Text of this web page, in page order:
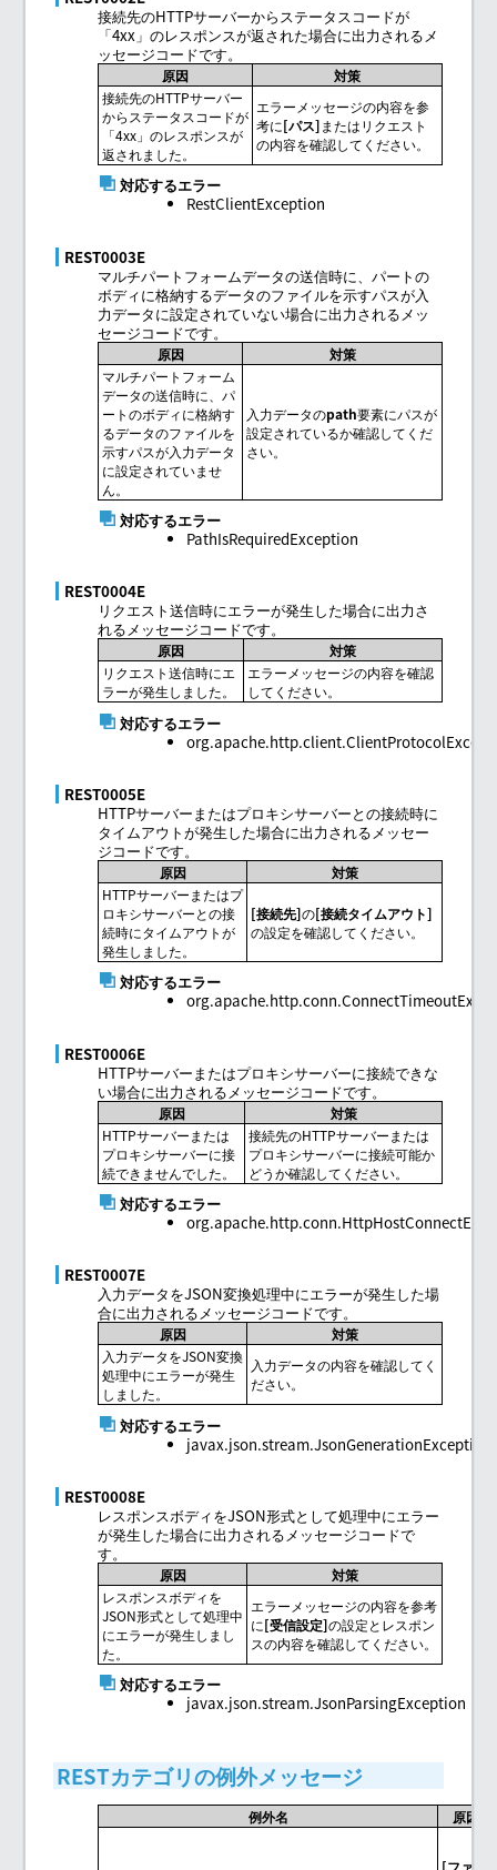
接続先のHTTPサーバーからステータスコードが
「4xx」のレスポンスが返された場合に出力されるメ
ッセージコードです。
原因
対策
接続先のHTTPサーバー
からステータスコードが
「4xx」のレスポンスが
返されました。
エラーメッセージの内容を参
考に パス またはリクエスト
の内容を確認してください。
対応するエラー
RestClientException
REST0003E
マルチパートフォームデータの送信時に、パートの
ボディに格納するデータのファイルを示すパスが入
力データに設定されていない場合に出力されるメッ
セージコードです。
原因
対策
マルチパートフォーム
データの送信時に、パ
ートのボディに格納す
るデータのファイルを
示すパスが入力データ
に設定されていませ
ん。
入力データのpath要素にパスが
設定されているか確認してくだ
さい。
対応するエラー
PathIsRequiredException
REST0004E
リクエスト送信時にエラーが発生した場合に出力さ
れるメッセージコードです。
原因
対策
リクエスト送信時にエ
ラーが発生しました。
エラーメッセージの内容を確認
してください。
対応するエラー
REST0005E
HTTPサーバーまたはプロキシサーバーとの接続時に
タイムアウトが発生した場合に出力されるメッセー
ジコードです。
原因
対策
HTTPサーバーまたはプ
ロキシサーバーとの接
続時にタイムアウトが
発生しました。
接続先 の 接続タイムアウト
の設定を確認してください。
対応するエラー
REST0006E
HTTPサーバーまたはプロキシサーバーに接続できな
い場合に出力されるメッセージコードです。
原因
対策
HTTPサーバーまたは
プロキシサーバーに接
続できませんでした。
接続先のHTTPサーバーまたは
プロキシサーバーに接続可能か
どうか確認してください。
対応するエラー
REST0007E
入力データをJSON変換処理中にエラーが発生した場
合に出力されるメッセージコードです。
原因
対策
入力データをJSON変換
処理中にエラーが発生
しました。
入力データの内容を確認してく
ださい。
対応するエラー
javax.json.stream.JsonGenerationException
REST0008E
レスポンスボディをJSON形式として処理中にエラー
が発生した場合に出力されるメッセージコードで
す。
原因
対策
レスポンスボディを
JSON形式として処理中
にエラーが発生しまし
た。
エラーメッセージの内容を参考
に 受信設定 の設定とレスポン
スの内容を確認してください。
対応するエラー
javax.json.stream.JsonParsingException
RESTカテゴリの例外メッセージ
例外名 原因
ファイ